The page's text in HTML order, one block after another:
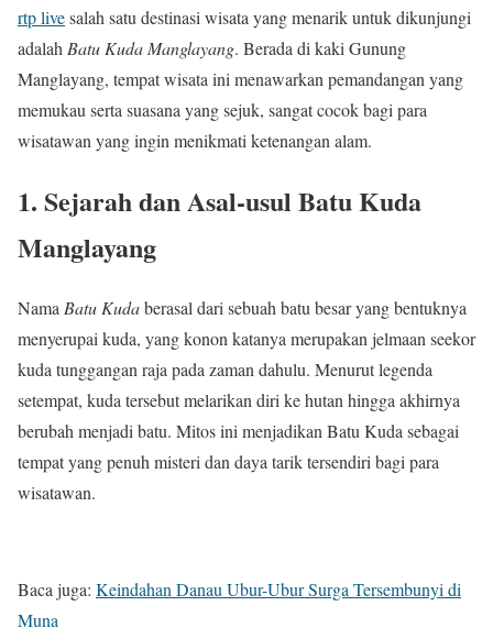
rtp livesalah satu destinasi wisata yang menarik untuk dikunjungi
adalah Batu Kuda Manglayang. Berada di kaki Gunung
Manglayang, tempat wisata ini menawarkan pemandangan yang
memukau serta suasana yang sejuk, sangat cocok bagi para
wisatawan yang ingin menikmati ketenangan alam.
1. Sejarah dan Asal-usul Batu Kuda
Manglayang
Nama Batu Kudaberasal dari sebuah batu besar yang bentuknya
menyerupai kuda, yang konon katanya merupakan jelmaan seekor
kuda tunggangan raja pada zaman dahulu. Menurut legenda
setempat, kuda tersebut melarikan diri ke hutan hingga akhirnya
berubah menjadi batu. Mitos ini menjadikan Batu Kuda sebagai
tempat yang penuh misteri dan daya tarik tersendiri bagi para
wisatawan.
Baca juga: Keindahan Danau Ubur-Ubur Surga Tersembunyi di
Muna